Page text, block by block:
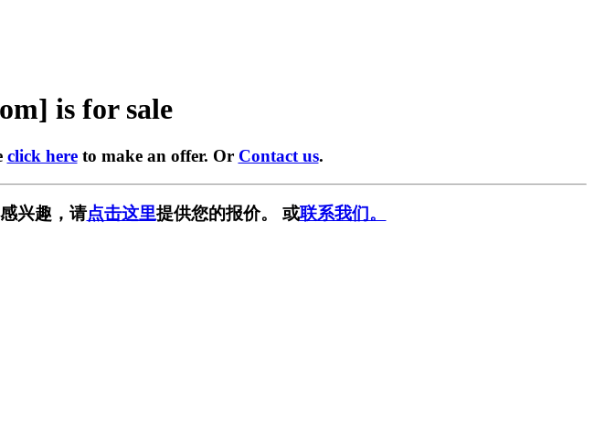
is for sale
click hereto make an offer. Or Contact us.
兴趣，请点击这里提供您的报价。 或联系我们。